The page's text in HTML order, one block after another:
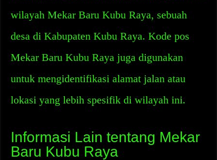
wilayah Mekar Baru Kubu Raya, sebuah
desa di Kabupaten Kubu Raya. Kode pos
Mekar Baru Kubu Raya juga digunakan
untuk mengidentifikasi alamat jalan atau
lokasi yang lebih spesifik di wilayah ini.
Informasi Lain tentang Mekar
Baru Kubu Raya